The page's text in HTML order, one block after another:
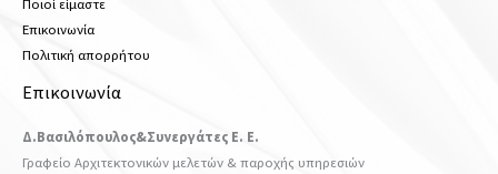
Ποιοί είμαστε
Επικοινωνία
Πολιτική απορρήτου
Επικοινωνία
Δ.Βασιλόπουλος&Συνεργάτες Ε. Ε.
Γραφείο Αρχιτεκτονικών μελετών & παροχής υπηρεσιών